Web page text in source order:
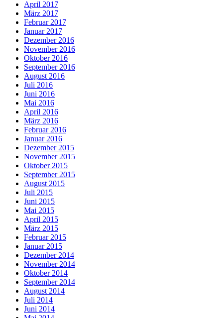
April 2017
März 2017
Februar 2017
Januar 2017
Dezember 2016
November 2016
Oktober 2016
September 2016
August 2016
Juli 2016
Juni 2016
Mai 2016
April 2016
März 2016
Februar 2016
Januar 2016
Dezember 2015
November 2015
Oktober 2015
September 2015
August 2015
Juli 2015
Juni 2015
Mai 2015
April 2015
März 2015
Februar 2015
Januar 2015
Dezember 2014
November 2014
Oktober 2014
September 2014
August 2014
Juli 2014
Juni 2014